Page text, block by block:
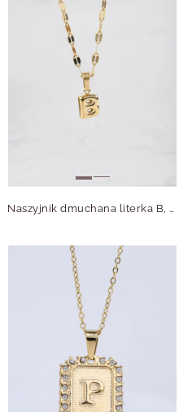
Naszyjnik dmuchana literka B, złoty S305742Z00